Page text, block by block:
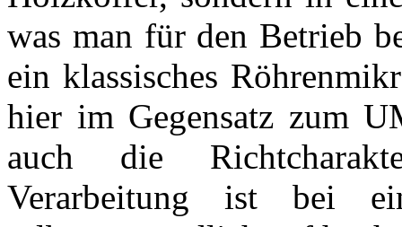
was man für den Betrieb
ein klassisches
hier im Gegensatz zum
auch die
Verarbeitung ist bei